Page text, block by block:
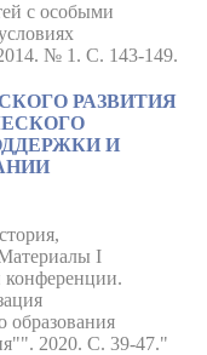
с особыми
№ 1. С. 143-149.
РАЗВИТИЯ
И
Материалы I
конференции.
образования
2020. С. 39-47."